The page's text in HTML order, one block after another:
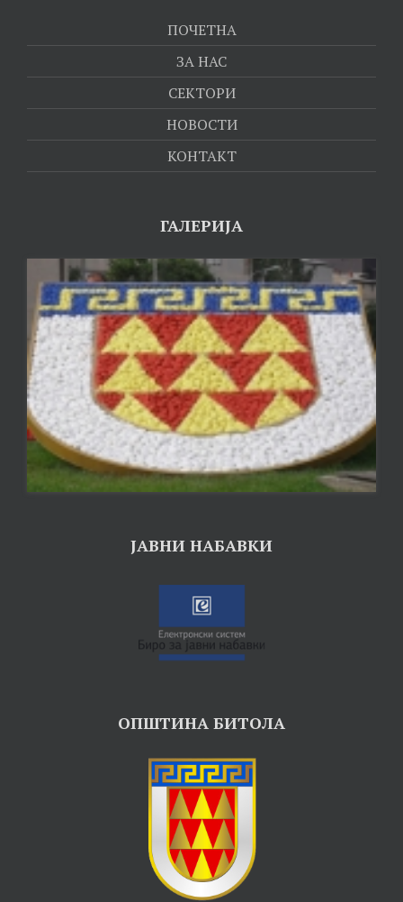
ПОЧЕТНА
ЗА НАС
СЕКТОРИ
НОВОСТИ
КОНТАКТ
ГАЛЕРИЈА
ЈАВНИ НАБАВКИ
ОПШТИНА БИТОЛА